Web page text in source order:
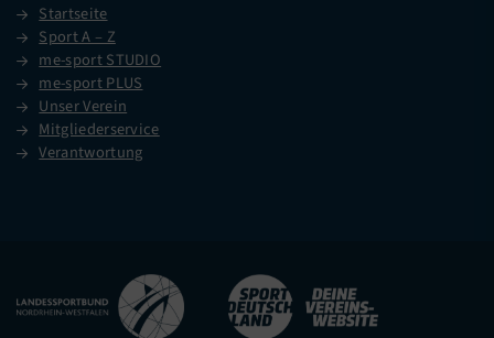
Startseite
Sport A – Z
me-sport STUDIO
me-sport PLUS
Unser Verein
Mitgliederservice
Verantwortung